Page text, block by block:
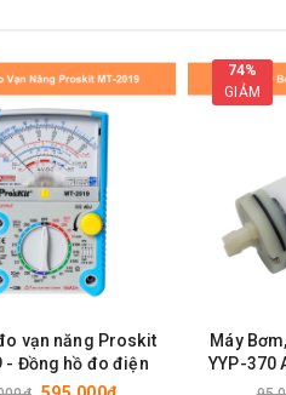
vạn năng Proskit
- Đồng hồ đo điện
74%
GIẢM
Máy
YYP-370